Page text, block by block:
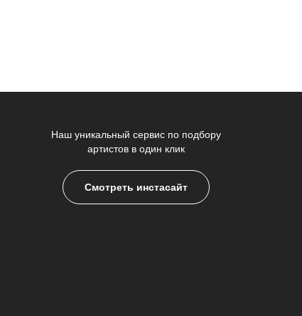
Наш уникальный сервис по подбору
артистов в один клик
Смотреть инстасайт